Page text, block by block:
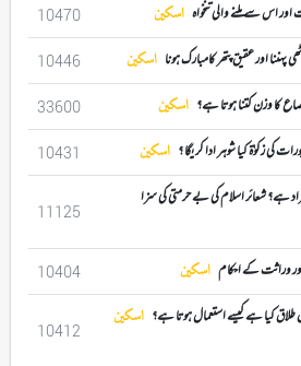
اس سے ملنے والی تنخواہ اسکین 10470
پہننا اور عقیق پتھر کامبارک ہونا اسکین 10446
کا وزن کتنا ہوتا ہے؟ اسکین 33600
کی زکوٰۃ کیا شوہر ادا کریگا ؟ اسکین 10431
ہے؟ شعائر اسلام کی بے حرمتی کی سزا
11125
وراثت کے احکام اسکین 10404
کیا ہے کیسے استعمال ہوتا ہے؟ اسکین
10412